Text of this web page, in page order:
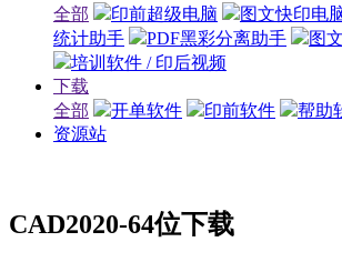
全部
印前超级电脑 图文快印电
统计助手
PDF黑彩分离助手
图
培训软件 / 印后视频
下载
全部
开单软件 印前软件
帮助
资源站
CAD2020-64位下载